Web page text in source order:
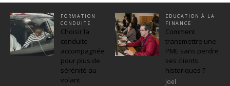
FORMATION
CONDUITE
Choisir la
conduite
accompagnée
pour plus de
sérénité au
volant
EDUCATION À LA
FINANCE
Comment
transmettre une
PME sans perdre
ses clients
historiques ?
Joel